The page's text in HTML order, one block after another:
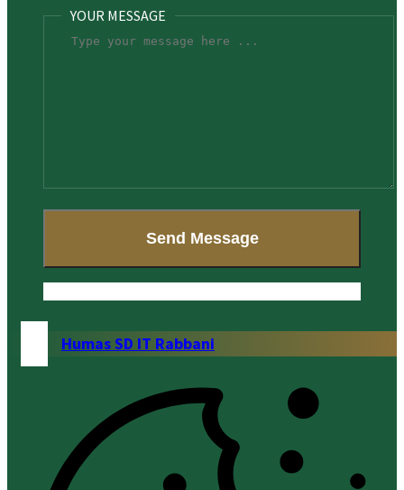
YOUR MESSAGE
Humas SD IT Rabbani